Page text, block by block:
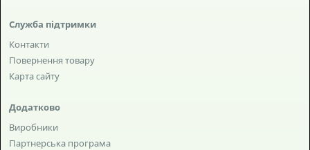
Служба підтримки
Контакти
Повернення товару
Карта сайту
Додатково
Виробники
Партнерська програма